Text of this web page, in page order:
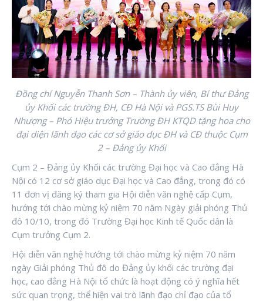
Đồng chí Nguyễn Thanh Sơn – Thành ủy viên, Bí thư Đảng
ủy Khối các trường ĐH, CĐ Hà Nội và PGS.TS Bùi Huy
Nhượng – Phó Hiệu trưởng Trường ĐH KTQD tặng hoa cho
đại diện lãnh đạo các cơ sở giáo dục ĐH và CĐ thuộc Cụm
2 – Đảng ủy Khối
Cụm 2 – Đảng ủy Khối các trường Đại học và Cao đẳng Hà
Nội có 12 cơ sở giáo dục Đại học và Cao đẳng, trong đó có
11 đơn vị đăng ký tham gia Hội diễn văn nghệ cấp Cụm,
hướng tới chào mừng kỷ niệm 70 năm Ngày giải phóng Thủ
đô 10/10, trong đó Trường Đại học Kinh tế Quốc dân là
Cụm trưởng Cụm 2.
Hội diễn văn nghệ hướng tới chào mừng kỷ niệm 70 năm
ngày Giải phóng Thủ đô do Đảng ủy khối các trường đại
học, cao đẳng Hà Nội tổ chức là hoạt động có ý nghĩa hết
sức quan trọng, thể hiện vai trò lãnh đạo chỉ đạo của tổ